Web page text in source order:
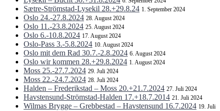
Sætre-Strömstad-Lysekil 28.+29.8.24 1. September 2024
Oslo 24.-27.8.2024 28. August 2024
Oslo 11.-23.8.2024 25. August 2024
Oslo 6.-10.8.2024 17. August 2024
Oslo-Pass 3.-5.8.2024 10. August 2024
Oslo mit dem Rad 30.7.-2.8.2024 6. August 2024
Oslo wir kommen 28.+29.8.2024 1. August 2024
Moss 25.-27.7.2024 29. Juli 2024
Moss 22.-24.7.2024 28. Juli 2024
Halden – Frederikstad – Moss 20.+21.7.2024 27. Juli 2024
Havstensund-Strömstad-Halden 17.+18.7.2014 21. Juli 2024
Wilmas Brygge – Grebbestad – Havstensund 16.7.2024 19. Juli